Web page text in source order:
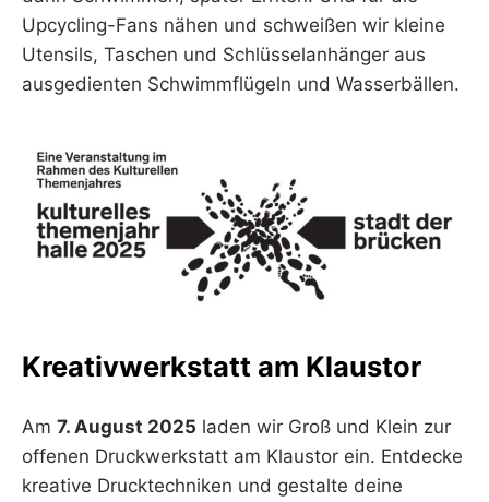
Upcycling-Fans nähen und schweißen wir kleine
Utensils, Taschen und Schlüsselanhänger aus
ausgedienten Schwimmflügeln und Wasserbällen.
Kreativwerkstatt am Klaustor
Am 7. August 2025 laden wir Groß und Klein zur
offenen Druckwerkstatt am Klaustor ein. Entdecke
kreative Drucktechniken und gestalte deine